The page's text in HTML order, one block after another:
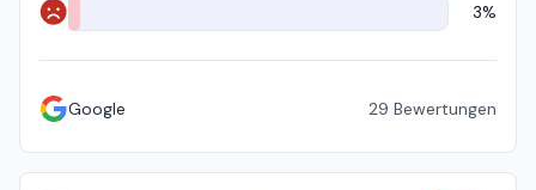
Negativ 3%
Google 29 Bewertungen